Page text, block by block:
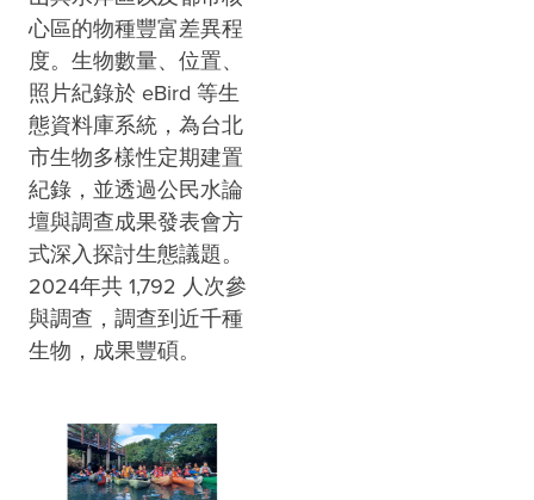
心區的物種豐富差異程
度。生物數量、位置、
照片紀錄於 eBird 等生
態資料庫系統，為台北
市生物多樣性定期建置
紀錄，並透過公民水論
壇與調查成果發表會方
式深入探討生態議題。
2024年共 1,792 人次參
與調查，調查到近千種
生物，成果豐碩。